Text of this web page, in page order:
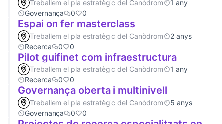
Treballem el pla estratègic del Canòdrom
1 any
Governança
0 0
Espai on fer masterclass
Treballem el pla estratègic del Canòdrom
2 anys
Recerca
0 0
Pilot guifinet com infraestructura
Treballem el pla estratègic del Canòdrom
1 any
Recerca
0 0
Governança oberta i multinivell
Treballem el pla estratègic del Canòdrom
5 anys
Governança
0 0